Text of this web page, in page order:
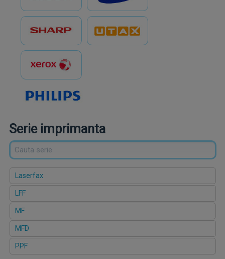
Serie imprimanta
Laserfax
LFF
MF
MFD
PPF